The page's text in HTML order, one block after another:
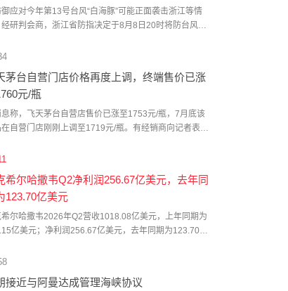
财政部用于付款。（中新社）
御应对今年第13号台风“白海豚”可能正面袭击浙江等情
研判会商，浙江省防指决定于8月8日20时将防台风应
按预案方案全力做好各项防台风工作，必要时宣布进入
和封闭交通道路等措施。（新华社）
茅台自营门店价格再度上调，终端售价已涨
元/瓶
称，飞天茅台自营店售价已涨至1753元/瓶，7月底该
在自营门店刚刚上调至1719元/瓶。有经销商向记者表
门店今年第二次独立提价。7月底，记者从茅台自营门店
一提的是，与上一次飞天茅台酒单品提价不同，除飞天
外，五星、经典版马年生肖、精品茅台三款产品售价
所上调，分别涨至1743元/瓶、1951元/瓶、2410元/瓶。
，取消自营体系分销模式后，茅台自营体系由线下自
定价主导权。随着“i茅台”的出现，价格主导权已经从经
希尔哈撒韦Q2净利润256.67亿美元，去年同
123.70亿美元
尔哈撒韦2026年Q2营收1018.08亿美元，上年同期为
亿美元；净利润256.67亿美元，去年同期为123.70亿
接近与阿曼达成管理海峡协议